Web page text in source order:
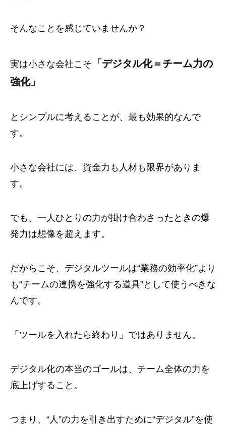
そんなことを感じていませんか？
実は小さな会社こそ 「デジタル化＝チーム力の
強化」
とシンプルに考えることが、最も効果的なんで
す。
小さな会社には、資金力も人材も限界がありま
す。
でも、一人ひとりの力が掛け合わさったときの爆
発力は想像を超えます。
だからこそ、デジタルツールは“業務の効率化”より
も“チームの連携を強化する道具”として使うべきな
んです。
「ツールを入れたら終わり」ではありません。
デジタル化の本当のゴールは、チーム全体の力を
底上げすること。
つまり、“人”の力を引き出すために“デジタル”を使